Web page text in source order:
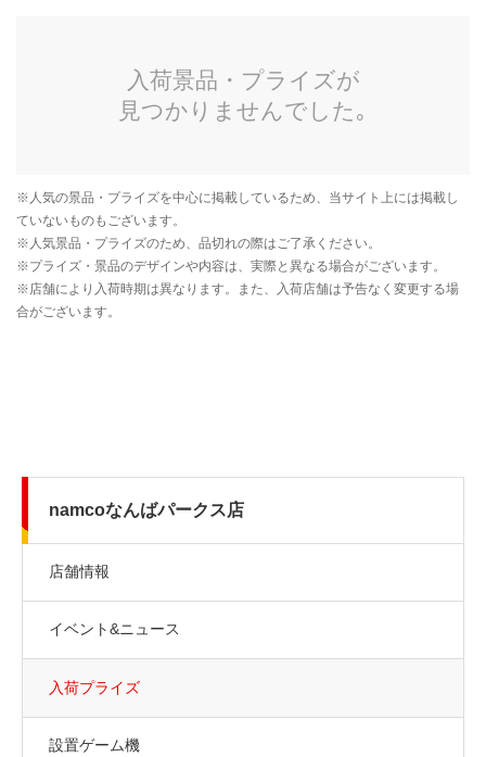
namcoなんばパークス店
店舗情報
イベント&ニュース
入荷プライズ
設置ゲーム機